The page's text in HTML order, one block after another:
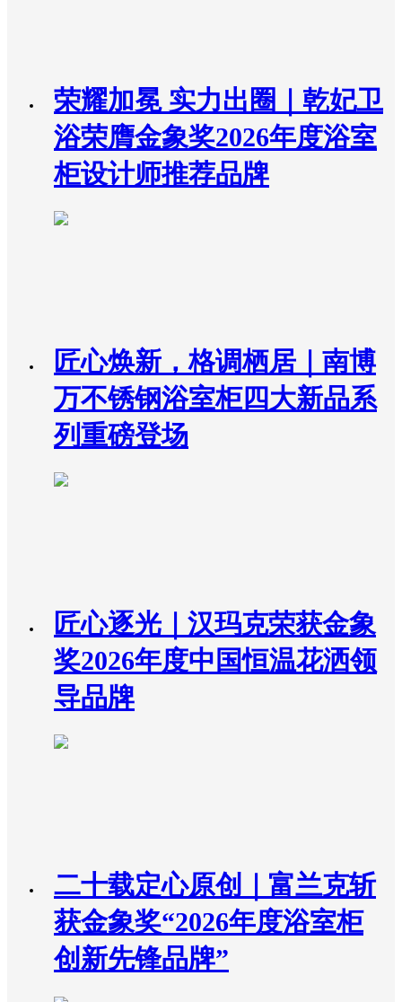
荣耀加冕 实力出圈｜乾妃卫
浴荣膺金象奖2026年度浴室
柜设计师推荐品牌
匠心焕新，格调栖居｜南博
万不锈钢浴室柜四大新品系
列重磅登场
匠心逐光｜汉玛克荣获金象
奖2026年度中国恒温花洒领
导品牌
二十载定心原创｜富兰克斩
获金象奖“2026年度浴室柜
创新先锋品牌”